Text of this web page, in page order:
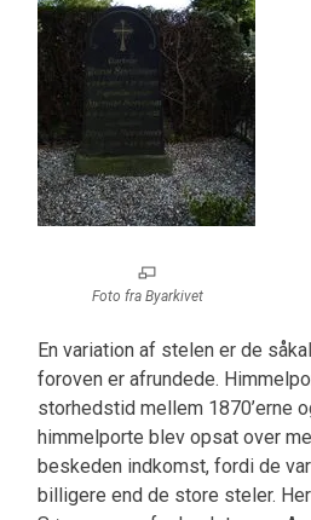
Foto fra Byarkivet
En variation af stelen er de
foroven er afrundede.
storhedstid mellem 1870’erne
himmelporte blev opsat over
beskeden indkomst, fordi de
billigere end de store steler.